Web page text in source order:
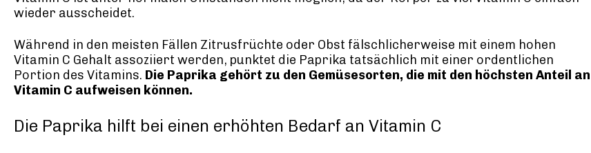
wieder ausscheidet.
Während in den meisten Fällen Zitrusfrüchte oder Obst fälschlicherweise mit einem hohen
Vitamin C Gehalt assoziiert werden, punktet die Paprika tatsächlich mit einer ordentlichen
Portion des Vitamins. Die Paprika gehört zu den Gemüsesorten, die mit den höchsten Anteil an
Vitamin C aufweisen können.
Die Paprika hilft bei einen erhöhten Bedarf an Vitamin C